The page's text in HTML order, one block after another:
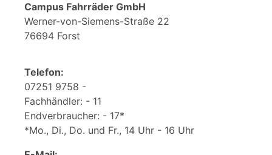
Campus Fahrräder GmbH
Werner-von-Siemens-Straße 22
76694 Forst
Telefon:
07251 9758 -
Fachhändler: - 11
Endverbraucher: - 17*
*Mo., Di., Do. und Fr., 14 Uhr - 16 Uhr